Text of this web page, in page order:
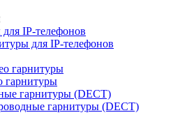
IP-телефонов
для IP-телефонов
гарнитуры
гарнитуры
гарнитуры (DECT)
гарнитуры (DECT)